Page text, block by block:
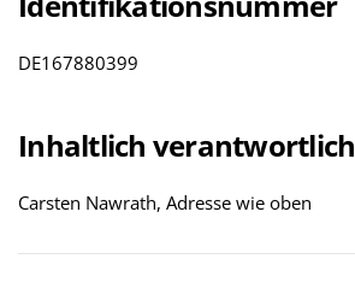
DE167880399
Inhaltlich verantwortlich
Carsten Nawrath, Adresse wie oben